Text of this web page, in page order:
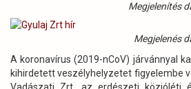
Megjelenítés
Megjelenés
A koronavírus (2019-nCoV) járvánnyal
kihirdetett veszélyhelyzetet figyelembe